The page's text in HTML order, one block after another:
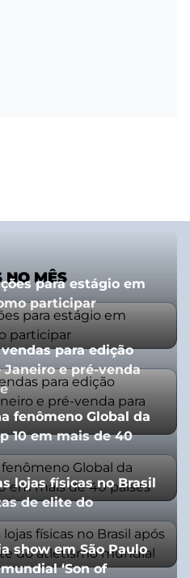
NO MÊSpara estágio em
participar
para edição
Janeiro e pré-venda
fenômeno Global da
10 em mais de 40
lojas físicas no Brasil
de elite do
show em São Paulo
‘Son of